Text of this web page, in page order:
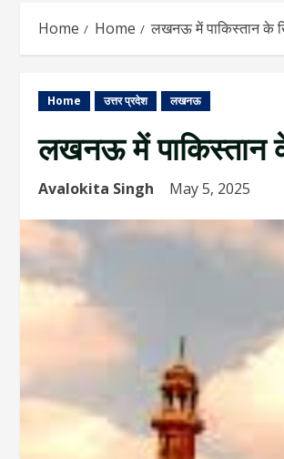
Home Home लखनऊ में पाकिस्तान के
Home उत्तर प्रदेश लखनऊ
लखनऊ में पाकिस्तान के
Avalokita Singh May 5, 2025